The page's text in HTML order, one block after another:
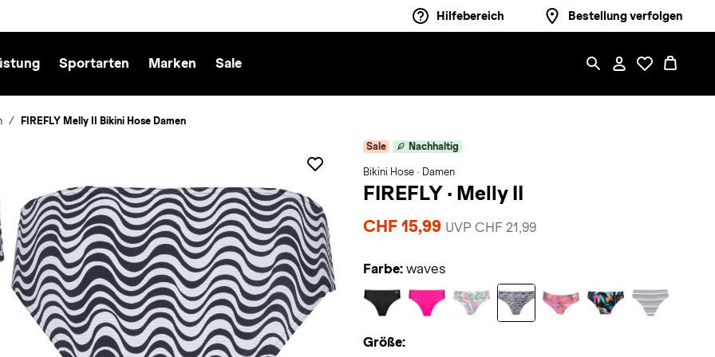
Hilfebereich Bestellung verfolgen
Sportarten Marken Sale
FIREFLY Melly II Bikini Hose Damen
Sale Nachhaltig
Bikini Hose · Damen
FIREFLY · Melly II
CHF 15,99 UVP CHF 21,99
Farbe: waves
Größe: